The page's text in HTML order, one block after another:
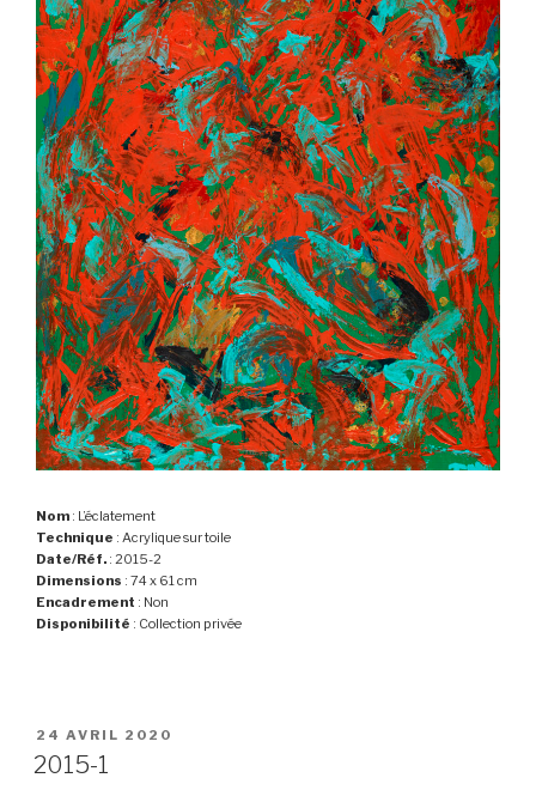
Nom : L’éclatement
Technique : Acrylique sur toile
Date/Réf. : 2015-2
Dimensions : 74 x 61 cm
Encadrement : Non
Disponibilité : Collection privée
PUBLIÉ
LE
24 AVRIL 2020
2015-1